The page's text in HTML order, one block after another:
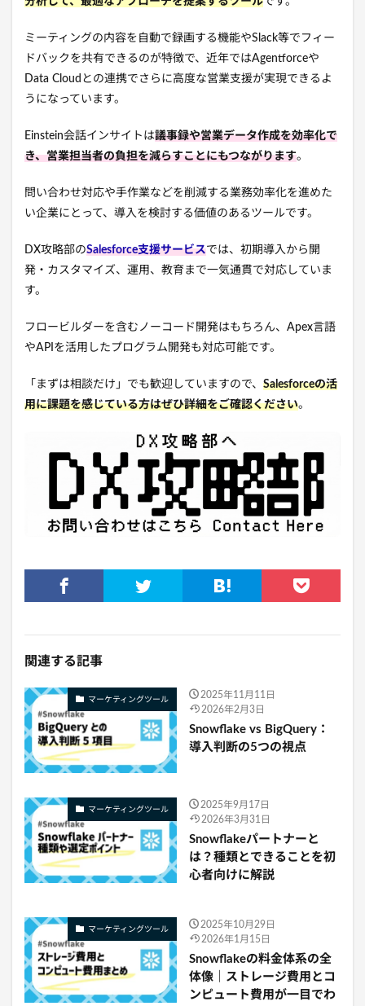
ミーティングの内容を自動で録画する機能やSlack等でフィー
ドバックを共有できるのが特徴で、近年ではAgentforceや
Data Cloudとの連携でさらに高度な営業支援が実現できるよ
うになっています。
Einstein会話インサイトは議事録や営業データ作成を効率化で
き、営業担当者の負担を減らすことにもつながります。
問い合わせ対応や手作業などを削減する業務効率化を進めた
い企業にとって、導入を検討する価値のあるツールです。
DX攻略部のSalesforce支援サービスでは、初期導入から開
発・カスタマイズ、運用、教育まで一気通貫で対応していま
す。
フロービルダーを含むノーコード開発はもちろん、Apex言語
やAPIを活用したプログラム開発も対応可能です。
「まずは相談だけ」でも歓迎していますので、 Salesforceの活
用に課題を感じている方はぜひ詳細をご確認ください。
関連する記事
マーケティングツール
2025年11月11日
2026年2月3日
Snowflake vs BigQuery：
導入判断の5つの視点
マーケティングツール
2025年9月17日
2026年3月31日
Snowflakeパートナーと
は？種類とできることを初
心者向けに解説
マーケティングツール
2025年10月29日
2026年1月15日
Snowflakeの料金体系の全
体像｜ストレージ費用とコ
ンピュート費用が一目でわ